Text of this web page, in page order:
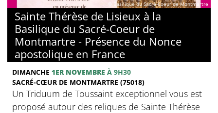
© Basilique du Sacré-Coeur de Montmartre
Sainte Thérèse de Lisieux à la
Basilique du Sacré-Coeur de
Montmartre - Présence du Nonce
apostolique en France
DIMANCHE 1ER NOVEMBRE À 9H30
SACRÉ-CŒUR DE MONTMARTRE (75018)
Un Triduum de Toussaint exceptionnel vous est
proposé autour des reliques de Sainte Thérèse